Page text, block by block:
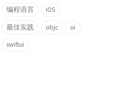
编程语言 iOS
最佳实践 objc ui
swiftui